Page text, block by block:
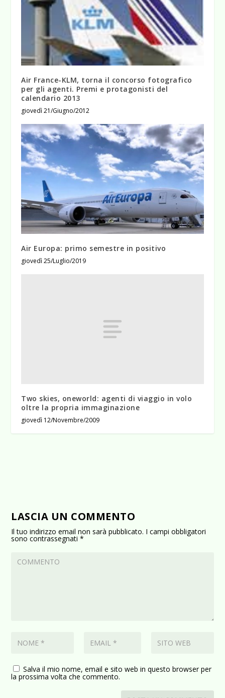
Air France-KLM, torna il concorso fotografico
per gli agenti. Premi e protagonisti del
calendario 2013
giovedì 21/Giugno/2012
Air Europa: primo semestre in positivo
giovedì 25/Luglio/2019
Two skies, oneworld: agenti di viaggio in volo
oltre la propria immaginazione
giovedì 12/Novembre/2009
LASCIA UN COMMENTO
Il tuo indirizzo email non sarà pubblicato. I campi obbligatori
sono contrassegnati*
Salva il mio nome, email e sito web in questo browser per
la prossima volta che commento.